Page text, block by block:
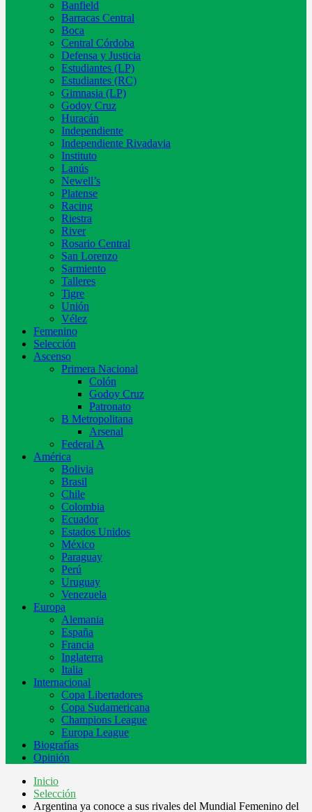
Banfield
Barracas Central
Boca
Central Córdoba
Defensa y Justicia
Estudiantes (LP)
Estudiantes (RC)
Gimnasia (LP)
Godoy Cruz
Huracán
Independiente
Independiente Rivadavia
Instituto
Lanús
Newell’s
Platense
Racing
Riestra
River
Rosario Central
San Lorenzo
Sarmiento
Talleres
Tigre
Unión
Vélez
Femenino
Selección
Ascenso
Primera Nacional
Colón
Godoy Cruz
Patronato
B Metropolitana
Arsenal
Federal A
América
Bolivia
Brasil
Chile
Colombia
Ecuador
Estados Unidos
México
Paraguay
Perú
Uruguay
Venezuela
Europa
Alemania
España
Francia
Inglaterra
Italia
Internacional
Copa Libertadores
Copa Sudamericana
Champions League
Europa League
Biografías
Opinión
Inicio
Selección
Argentina ya conoce a sus rivales del Mundial Femenino del